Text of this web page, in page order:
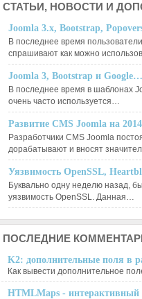
СТАТЬИ, НОВОСТИ И
Joomla 3.x, Bootstrap,
В последнее время
спрашивают как можно
Joomla 3, Bootstrap и Google…
В последнее время в шаблонах
очень часто используется…
Развитие CMS Joomla на
Разработчики CMS Joomla
дорабатывают и вносят
Уязвимость OpenSSL,
Буквально одну неделю назад,
уязвимость OpenSSL. Данная…
ПОСЛЕДНИЕ
K2: дополнительные поля в
Как вывести дополнительное
HTMLMaps - интерактивный